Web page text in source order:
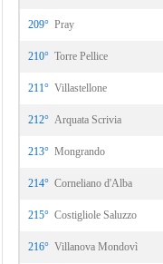
209° Pray
210° Torre Pellice
211° Villastellone
212° Arquata Scrivia
213° Mongrando
214° Corneliano d'Alba
215° Costigliole Saluzzo
216° Villanova Mondovì